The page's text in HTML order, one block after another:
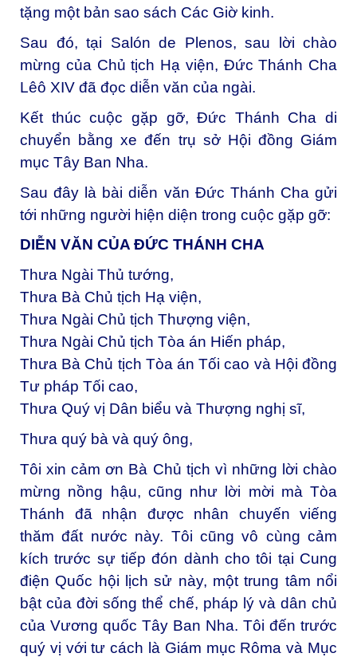
tặng một bản sao sách Các Giờ kinh.
Sau đó, tại Salón de Plenos, sau lời chào
mừng của Chủ tịch Hạ viện, Đức Thánh Cha
Lêô XIV đã đọc diễn văn của ngài.
Kết thúc cuộc gặp gỡ, Đức Thánh Cha di
chuyển bằng xe đến trụ sở Hội đồng Giám
mục Tây Ban Nha.
Sau đây là bài diễn văn Đức Thánh Cha gửi
tới những người hiện diện trong cuộc gặp gỡ:
DIỄN VĂN CỦA ĐỨC THÁNH CHA
Thưa Ngài Thủ tướng,
Thưa Bà Chủ tịch Hạ viện,
Thưa Ngài Chủ tịch Thượng viện,
Thưa Ngài Chủ tịch Tòa án Hiến pháp,
Thưa Bà Chủ tịch Tòa án Tối cao và Hội đồng
Tư pháp Tối cao,
Thưa Quý vị Dân biểu và Thượng nghị sĩ,
Thưa quý bà và quý ông,
Tôi xin cảm ơn Bà Chủ tịch vì những lời chào
mừng nồng hậu, cũng như lời mời mà Tòa
Thánh đã nhận được nhân chuyến viếng
thăm đất nước này. Tôi cũng vô cùng cảm
kích trước sự tiếp đón dành cho tôi tại Cung
điện Quốc hội lịch sử này, một trung tâm nổi
bật của đời sống thể chế, pháp lý và dân chủ
của Vương quốc Tây Ban Nha. Tôi đến trước
quý vị với tư cách là Giám mục Rôma và Mục